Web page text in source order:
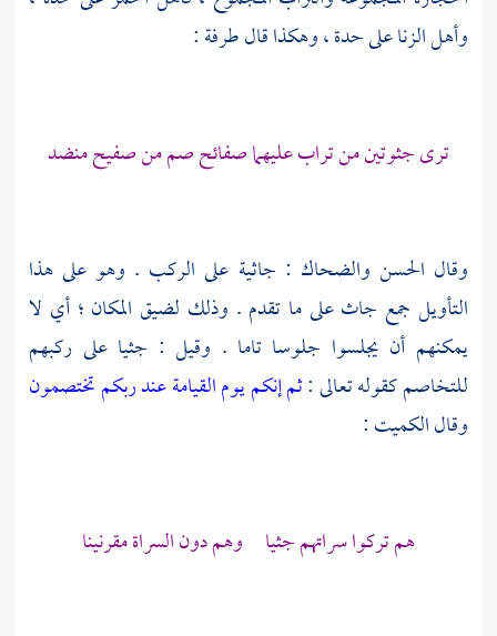
وأهل الزنا على حدة ، وهكذا قالطرفة:
ترى جثوتين من تراب عليهما صفائح صم من صفيح منضد
وقال الحسن والضحاك : جاثية على الركب . وهو على هذا
التأويل جمع جاث على ما تقدم . وذلك لضيق المكان ؛ أي لا
يمكنهم أن يجلسوا جلوسا تاما . وقيل : جثيا على ركبهم
للتخاصم كقوله تعالى :ثم إنكم يوم القيامة عند ربكم تختصمون
وقالالكميت:
هم تركوا سراتهم جثيا وهم دون السراة مقرنينا